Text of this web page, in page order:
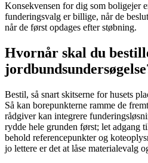
Konsekvensen for dig som boligejer
funderingsvalg er billige, når de
når de først opdages efter støbning.
Hvornår skal du
Bestil, så snart skitserne for husets
Så kan borepunkterne ramme de
rådgiver kan integrere
rydde hele grunden først; let adgang
behold referencepunkter og
jo lettere er det at låse materialevalg